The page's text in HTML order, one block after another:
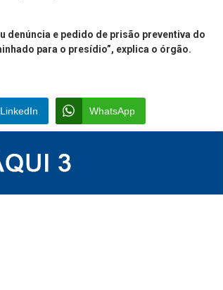
denúncia e pedido de prisão preventiva do
para o presídio”, explica o órgão.
LinkedIn WhatsApp